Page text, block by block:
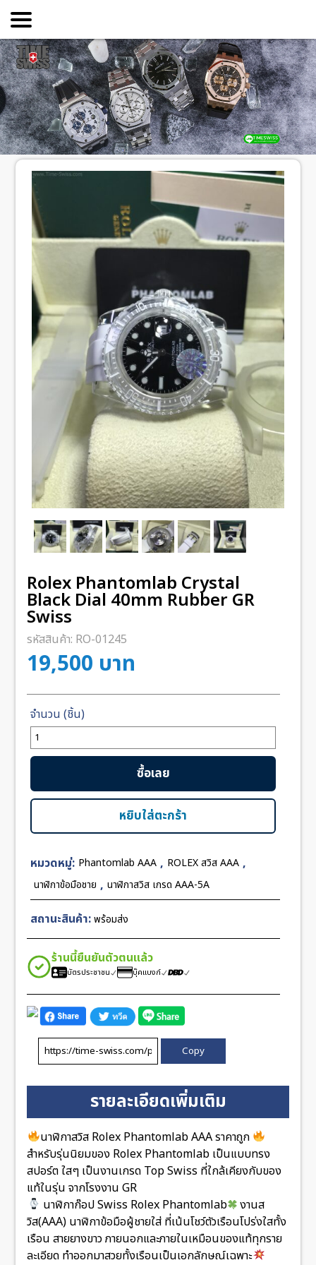
Rolex Phantomlab Crystal
Black Dial 40mm Rubber GR
Swiss
รหัสสินค้า: RO-01245
19,500 บาท
จำนวน
Rolex
Phantomlab
Black
40mm
GR
Swiss
ชิ้น
หยิบใส่ตะกร้า
ซื้อเลย
หมวดหมู่: Phantomlab AAA , ROLEX สวิส AAA ,
นาฬิกาข้อมือชาย , นาฬิกาสวิส เกรด AAA-5A
สถานะสินค้า:พร้อมส่ง
ร้านนี้ยืนยันตัวตนแล้ว
บัตรประชาชน บุ๊คแบงก์
Copy
รายละเอียดเพิ่มเติม
นาฬิกาสวิส Rolex Phantomlab AAA ราคาถูก
สำหรับรุ่นนิยมของ Rolex Phantomlab เป็นแบบทรง
สปอร์ต ใสๆ เป็นงานเกรด Top Swiss ที่ใกล้เคียงกับของ
แท้ในรุ่น จากโรงงาน GR
นาฬิกาก๊อป Swiss Rolex Phantomlab
งานส
วิส(AAA) นาฬิกาข้อมือผู้ชายใส่ ที่เน้นโชว์ตัวเรือนโปร่งใสทั้ง
เรือน สายยางขาว ภายนอกและภายในเหมือนของแท้ทุกราย
ละเอียด ทำออกมาสวยทั้งเรือนเป็นเอกลักษณ์เฉพาะ